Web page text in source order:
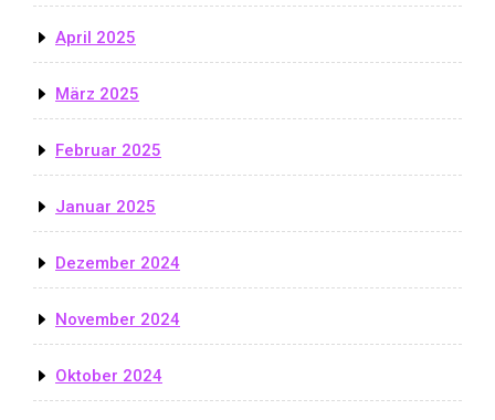
April 2025
März 2025
Februar 2025
Januar 2025
Dezember 2024
November 2024
Oktober 2024